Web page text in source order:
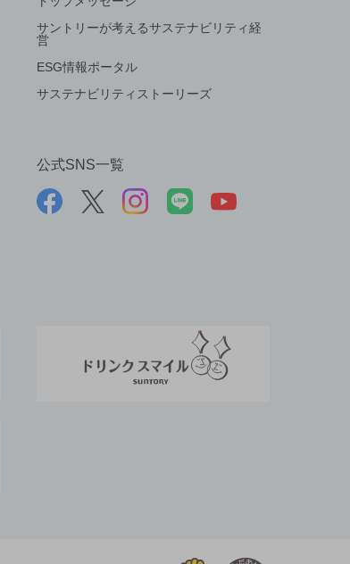
サントリーが考えるサステナビリティ経
営
ESG情報ポータル
サステナビリティストーリーズ
公式SNS一覧